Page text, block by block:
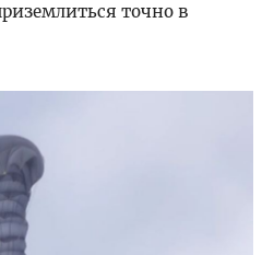
точно в